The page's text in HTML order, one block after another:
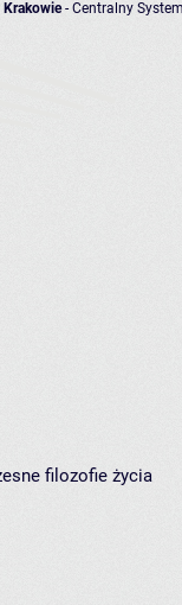
Krakowie- Centralny
filozofie życia